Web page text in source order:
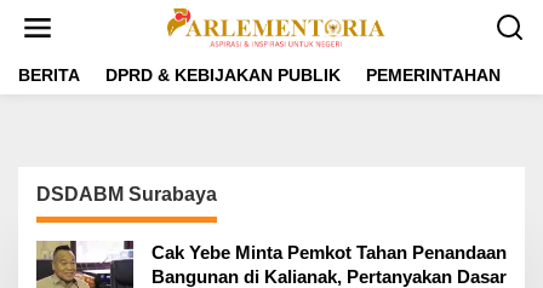
t
BERITA DPRD & KEBIJAKAN PUBLIK PEMERINTAHAN
DSDABM Surabaya
Cak Yebe Minta Pemkot Tahan Penandaan
Bangunan di Kalianak, Pertanyakan Dasar